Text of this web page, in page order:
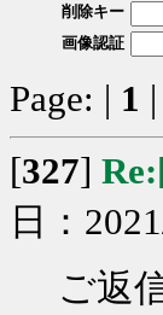
削除キー
画像認証
Page: | 1 |
[327]
日：
ご返